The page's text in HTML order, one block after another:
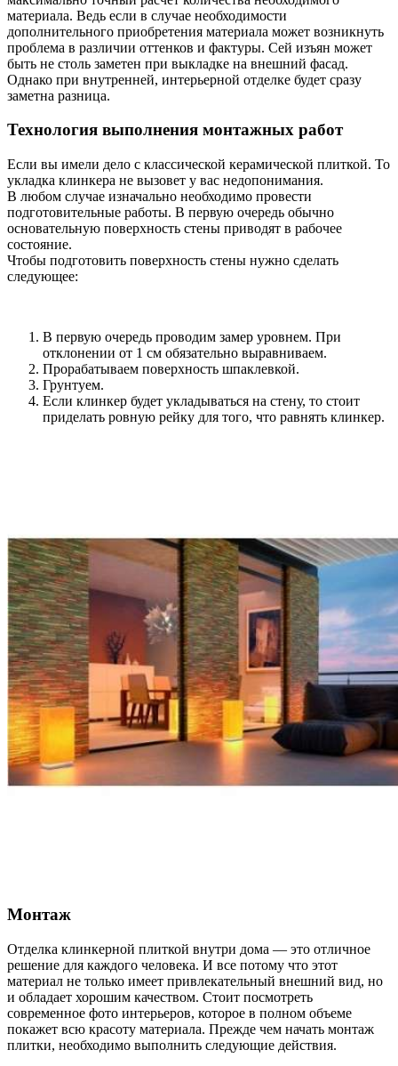
материала. Ведь если в случае необходимости
дополнительного приобретения материала может возникнуть
проблема в различии оттенков и фактуры. Сей изъян может
быть не столь заметен при выкладке на внешний фасад.
Однако при внутренней, интерьерной отделке будет сразу
заметна разница.
Технология выполнения монтажных работ
Если вы имели дело с классической керамической плиткой. То
укладка клинкера не вызовет у вас недопонимания.
В любом случае изначально необходимо провести
подготовительные работы. В первую очередь обычно
основательную поверхность стены приводят в рабочее
состояние.
Чтобы подготовить поверхность стены нужно сделать
следующее:
В первую очередь проводим замер уровнем. При
отклонении от 1 см обязательно выравниваем.
Прорабатываем поверхность шпаклевкой.
Грунтуем.
Если клинкер будет укладываться на стену, то стоит
приделать ровную рейку для того, что равнять клинкер.
Монтаж
Отделка клинкерной плиткой внутри дома — это отличное
решение для каждого человека. И все потому что этот
материал не только имеет привлекательный внешний вид, но
и обладает хорошим качеством. Стоит посмотреть
современное фото интерьеров, которое в полном объеме
покажет всю красоту материала. Прежде чем начать монтаж
плитки, необходимо выполнить следующие действия.